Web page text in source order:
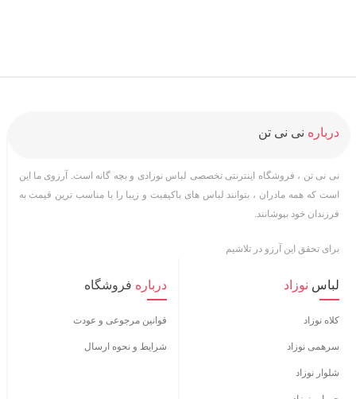
درباره نی نی تن
نی نی تن ، فروشگاه اینترنتی تخصصی لباس نوزادی و بچه گانه است. آرزوی ما این
است که همه مادران ، بتوانند لباس های باکیفیت و زیبا را با مناسب ترین قیمت به
فرزندان خود بپوشانند.
برای تحقق این آرزو در تلاشیم
لباس نوزاد
کلاه نوزاد
سرهمی نوزاد
شلوار نوزاد
درباره فروشگاه
قوانین مرجوعی و عودت
شرایط و نحوه ارسال